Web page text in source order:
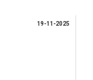
19-11-2025